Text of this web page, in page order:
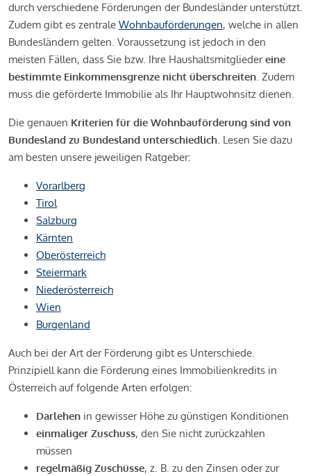
durch verschiedene Förderungen der Bundesländer unterstützt.
Zudem gibt es zentrale Wohnbauförderungen, welche in allen
Bundesländern gelten. Voraussetzung ist jedoch in den
meisten Fällen, dass Sie bzw. Ihre Haushaltsmitgliedereine
bestimmte Einkommensgrenze nicht überschreiten. Zudem
muss die geförderte Immobilie als Ihr Hauptwohnsitz dienen.
Die genauen Kriterien für die Wohnbauförderung sind von
Bundesland zu Bundesland unterschiedlich. Lesen Sie dazu
am besten unsere jeweiligen Ratgeber:
Vorarlberg
Tirol
Salzburg
Kärnten
Oberösterreich
Steiermark
Niederösterreich
Wien
Burgenland
Auch bei der Art der Förderung gibt es Unterschiede.
Prinzipiell kann die Förderung eines Immobilienkredits in
Österreich auf folgende Arten erfolgen:
Darlehen in gewisser Höhe zu günstigen Konditionen
einmaliger Zuschuss, den Sie nicht zurückzahlen
müssen
regelmäßig Zuschüsse, z. B. zu den Zinsen oder zur